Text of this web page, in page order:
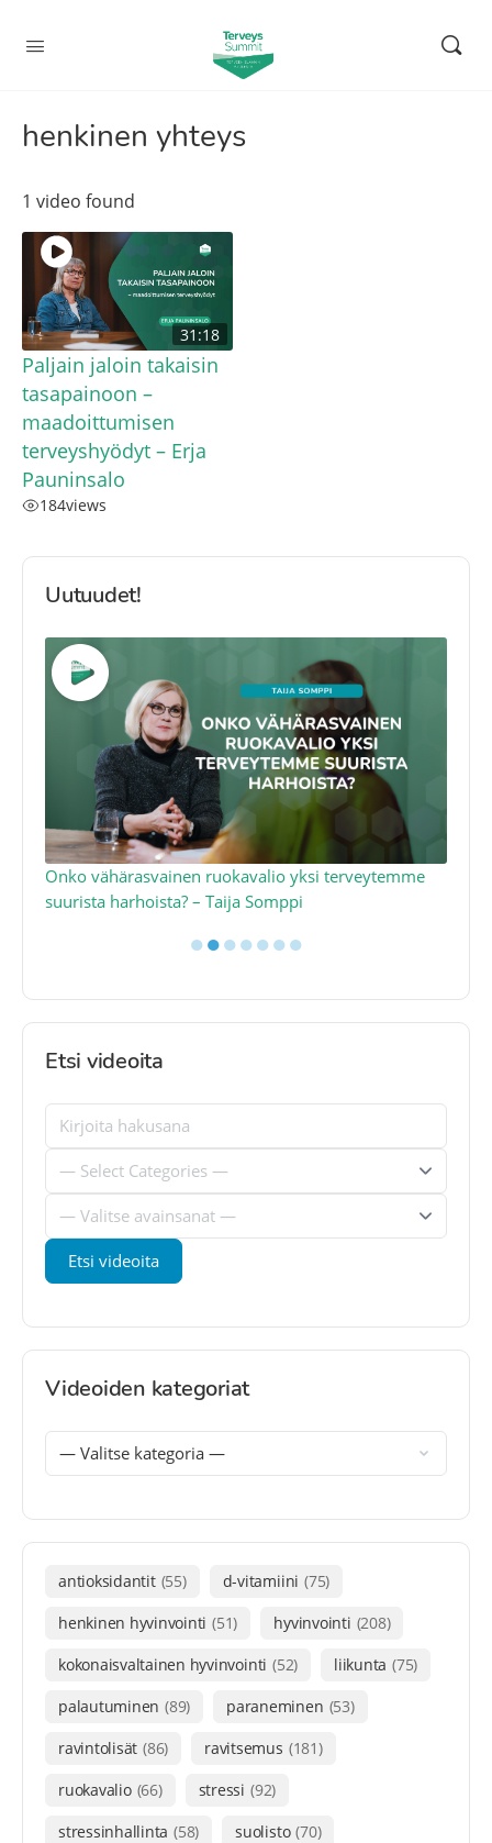
henkinen yhteys
1 video found
31:18
Paljain jaloin takaisin
tasapainoon –
maadoittumisen
terveyshyödyt – Erja
Pauninsalo
184views
Uutuudet!
Onko vähärasvainen ruokavalio yksi terveytemme
suurista harhoista? – Taija Somppi
●●●●●●●
Etsi videoita
Videoiden kategoriat
antioksidantit (55) d-vitamiini (75)
henkinen hyvinvointi (51) hyvinvointi (208)
kokonaisvaltainen hyvinvointi (52) liikunta (75)
palautuminen (89) paraneminen (53)
ravintolisät (86) ravitsemus (181)
ruokavalio (66) stressi (92)
stressinhallinta (58) suolisto (70)